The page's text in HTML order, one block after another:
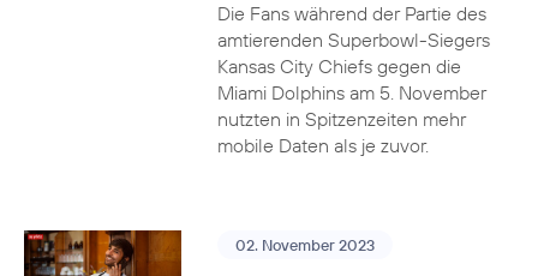
Die Fans während der Partie des
amtierenden Superbowl-Siegers
Kansas City Chiefs gegen die
Miami Dolphins am 5. November
nutzten in Spitzenzeiten mehr
mobile Daten als je zuvor.
02. November 2023